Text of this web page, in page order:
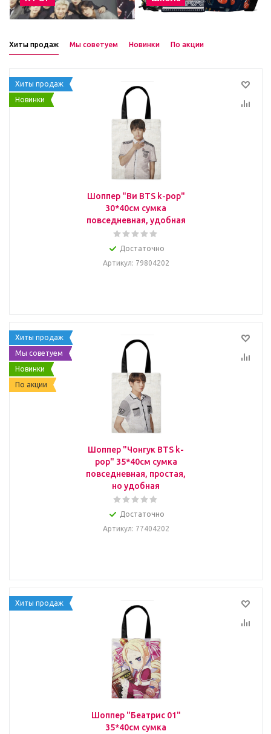
Хиты продаж Мы советуем Новинки По акции
Хиты продаж
Новинки
Шоппер "Ви BTS k-pop"
30*40см сумка
повседневная, удобная
Достаточно
Артикул: 79804202
Хиты продаж
Мы советуем
Новинки
По акции
Шоппер "Чонгук BTS k-
pop" 35*40см сумка
повседневная, простая,
но удобная
Достаточно
Артикул: 77404202
Хиты продаж
Шоппер "Беатрис 01"
35*40см сумка